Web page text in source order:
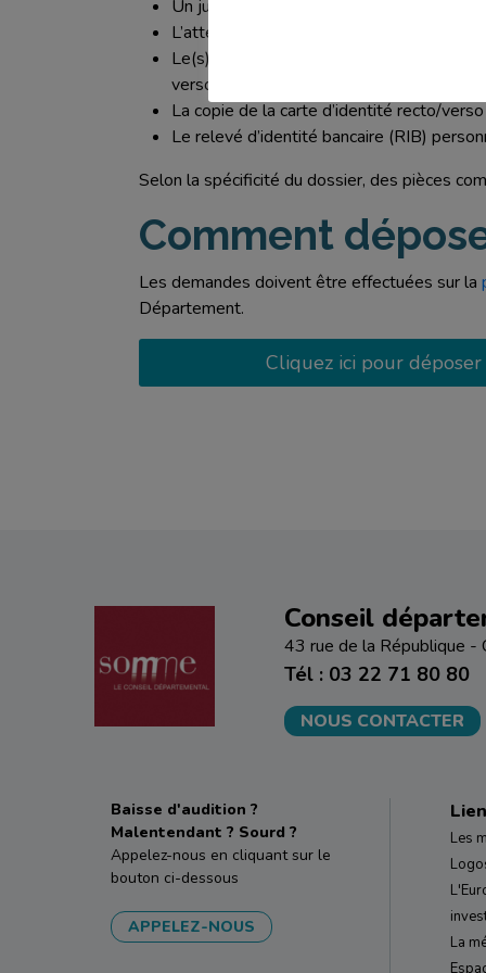
Un justificatif de domicile de moins de 3
L’attestation sur l’honneur complétée
Le(s) dernier(s) avis d’imposition sur les
verso)
La copie de la carte d’identité recto/
Le relevé d’identité bancaire (RIB)
Selon la spécificité du dossier, des pièces
Comment
Les demandes doivent être effectuées sur la
Département.
Cliquez ici pour
Conseil
43 rue de la République
Tél : 03 22 71 80 80
NOUS CONTACTER
Baisse d'audition ?
Malentendant ? Sourd ?
Appelez-nous en cliquant sur le
bouton ci-dessous
APPELEZ-NOUS
Les
La